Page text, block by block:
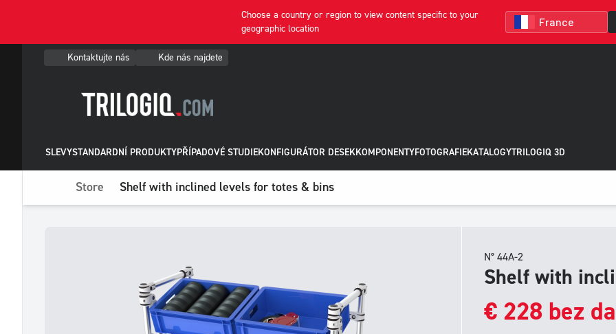
Choose a country or region to view content specific to your
geographic location
Kontaktujte nás Kde nás najdete
SLEVYSTANDARDNÍ PRODUKTYPŘÍPADOVÉ STUDIEKONFIGURÁTOR DESEKKOMPONENTYFOTOGRAFIEKATALOGYTRILOGIQ 3D
Store Shelf with inclined levels for totes & bins
N° 44A-2
Shelf with
€ 228 bez